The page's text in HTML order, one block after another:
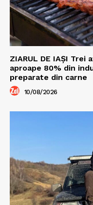
ZIARUL DE IAȘI
aproape 80% din
preparate din carne
10/08/2026